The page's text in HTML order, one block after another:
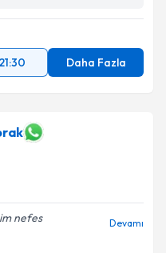
21:30 Daha Fazla
nefes
Devamı